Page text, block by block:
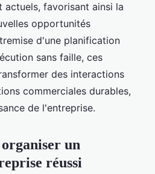
actuels, favorisant ainsi la
opportunités
d'une planification
sans faille, ces
des interactions
commerciales durables,
de l'entreprise.
un
réussi